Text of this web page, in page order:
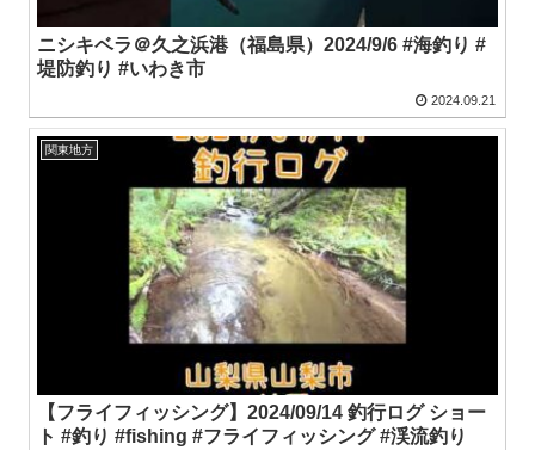
ニシキベラ＠久之浜港（福島県）2024/9/6 #海釣り #
堤防釣り #いわき市
2024.09.21
関東地方
【フライフィッシング】2024/09/14 釣行ログ ショー
ト #釣り #fishing #フライフィッシング #渓流釣り